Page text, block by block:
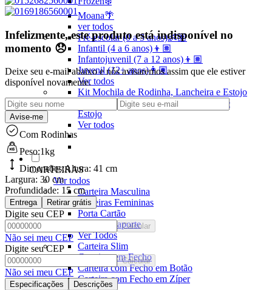
Moana🌴
ver todos
Pré-escolar (0 a 3 anos)👶🏽
Infantil (4 a 6 anos)👦🏽
Infantojuvenil (7 a 12 anos)👦🏽
Juvenil (12+ anos)👨🏽
Ver todos
Kit Mochila de Rodinha, Lancheira e Estojo
Kit Mochila sem Rodinhas, Lancheira e
Estojo
Ver todos
CARTEIRAS
Ver todos
Carteira Masculina
Carteiras Femininas
Porta Cartão
Porta Passaporte
Ver Todos
Carteira Slim
Carteira sem Fecho
Carteira com Fecho em Botão
Carteira com Fecho em Zíper
Infelizmente, este produto está indisponível no
momento 😞
Deixe seu e-mail abaixo e nós avisaremos assim que ele estiver
disponível novamente.
Avise-me
Com Rodinhas
Peso:1kg
Dimensões:Altura: 41 cm
Largura: 30 cm
Profundidade: 15 cm
Entrega Retirar grátis
Digite seu CEP
Calcular
Não sei meu CEP
Digite seu CEP
Calcular
Não sei meu CEP
Especificações Descrições